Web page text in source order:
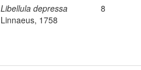
Libellula depressa
Linnaeus, 1758
8